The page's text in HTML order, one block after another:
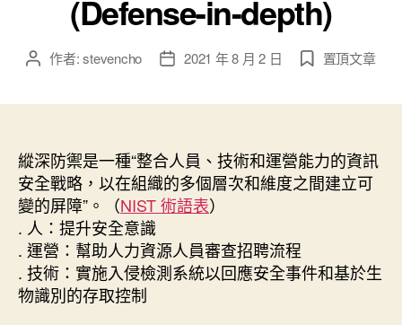
(Defense-in-depth)
文 作者:stevencho
文
期
2021 年 8 月 2 日 置頂文章
縱深防禦是一種“整合人員、技術和運營能力的資訊
安全戰略，以在組織的多個層次和維度之間建立可
變的屏障”。（NIST 術語表）
. 人：提升安全意識
. 運營：幫助人力資源人員審查招聘流程
. 技術：實施入侵檢測系統以回應安全事件和基於生
物識別的存取控制